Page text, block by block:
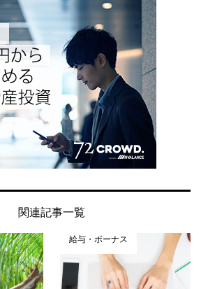
関連記事一覧
給与・ボーナス